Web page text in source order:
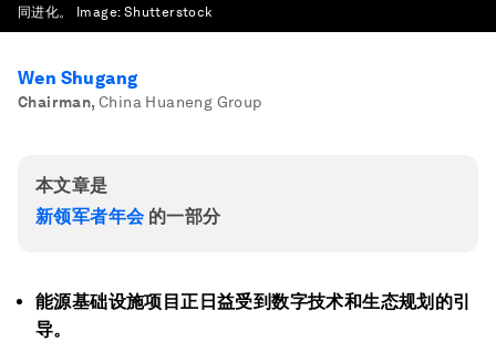
同进化。
Image: Shutterstock
Wen Shugang
Chairman, China Huaneng Group
本文章是
新领军者年会的一部分
能源基础设施项目正日益受到数字技术和生态规划的引
导。